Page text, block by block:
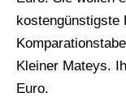
kostengünstigste
Kleiner Mateys.
Euro.